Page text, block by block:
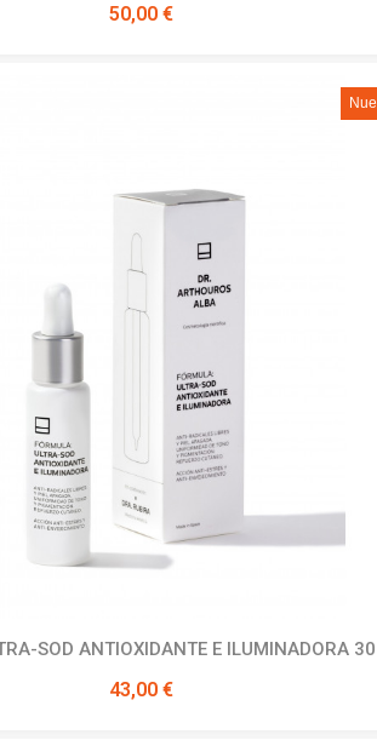
50,00 €
Ver producto
SOD ANTIOXIDANTE E ILUMINADORA
43,00 €